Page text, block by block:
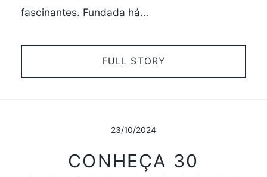
fascinantes. Fundada há…
FULL STORY
23/10/2024
CONHEÇA 30